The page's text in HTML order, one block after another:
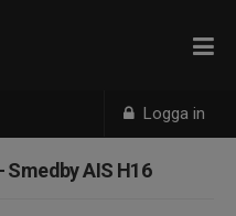
Logga in
Smedby AIS H16